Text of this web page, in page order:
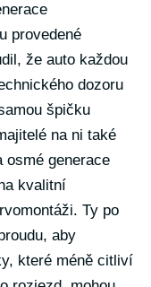
provedené
že auto každou
dozoru
špičku
na ni také
osmé generace
kvalitní
Ty po
aby
které méně citliví